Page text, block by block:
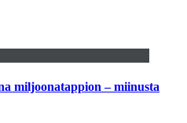
miljoonatappion – miinusta